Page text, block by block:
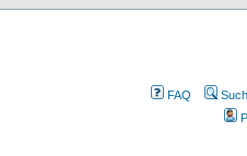
FAQ